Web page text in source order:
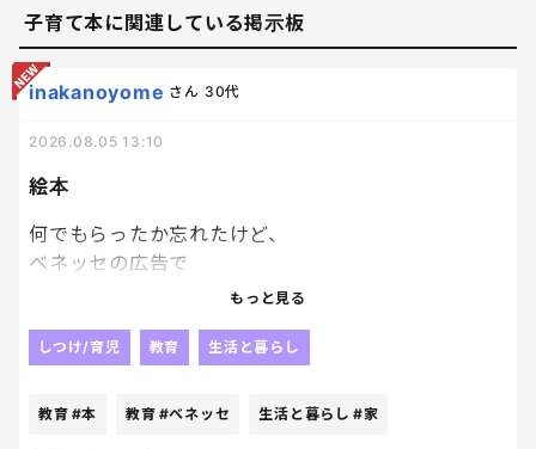
子育て本に関連している掲示板
絵本
inakanoyome さん 30代
2026.08.05 13:10
何でもらったか忘れたけど、
ベネッセの広告で
どうせぺらっぺらの本が届くんだろうな、
絵本大好き人間の長男にと、
もっと見る
しつけ/育児 教育 生活と暮らし
教育 #本 教育 #ベネッセ 生活と暮らし #家